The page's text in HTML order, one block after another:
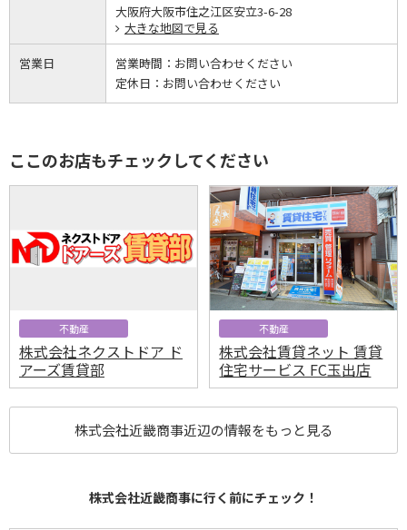
大阪府大阪市住之江区安立3-6-28
大きな地図で見る
営業日 営業時間： お問い合わせください
定休日： お問い合わせください
ここのお店もチェックしてください
不動産
株式会社ネクストドア ド
アーズ賃貸部
不動産
株式会社賃貸ネット 賃貸
住宅サービス FC玉出店
株式会社近畿商事近辺の情報をもっと見る
株式会社近畿商事に行く前にチェック！